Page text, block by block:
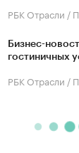
РБК Отрасли /
Бизнес-
гостиничных
РБК Отрасли /